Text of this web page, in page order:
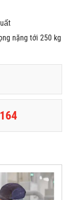
nặng tới 250 kg